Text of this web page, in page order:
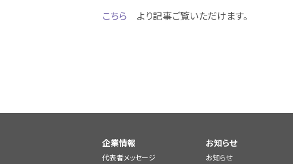
こちら より記事ご覧いただけます。
企業情報
代表者メッセージ
お知らせ
お知らせ